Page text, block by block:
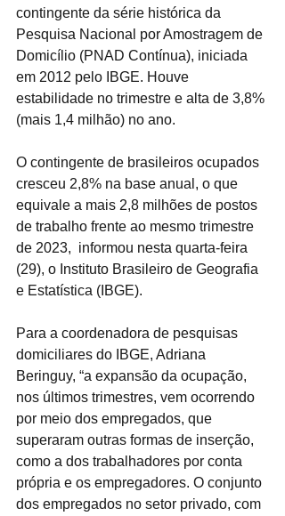
contingente da série histórica da
Pesquisa Nacional por Amostragem de
Domicílio (PNAD Contínua), iniciada
em 2012 pelo IBGE. Houve
estabilidade no trimestre e alta de 3,8%
(mais 1,4 milhão) no ano.
O contingente de brasileiros ocupados
cresceu 2,8% na base anual, o que
equivale a mais 2,8 milhões de postos
de trabalho frente ao mesmo trimestre
de 2023,  informou nesta quarta-feira
(29), o Instituto Brasileiro de Geografia
e Estatística (IBGE).
Para a coordenadora de pesquisas
domiciliares do IBGE, Adriana
Beringuy, “a expansão da ocupação,
nos últimos trimestres, vem ocorrendo
por meio dos empregados, que
superaram outras formas de inserção,
como a dos trabalhadores por conta
própria e os empregadores. O conjunto
dos empregados no setor privado, com